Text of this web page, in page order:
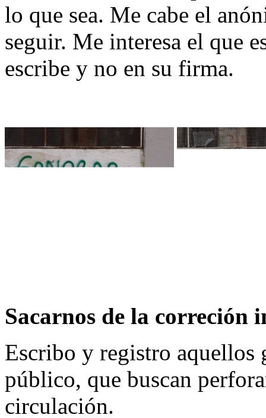
lo que sea. Me cabe el
seguir. Me interesa el que
escribe y no en su firma.
Sacarnos de la correción
Escribo y registro aquellos
público, que buscan
circulación.